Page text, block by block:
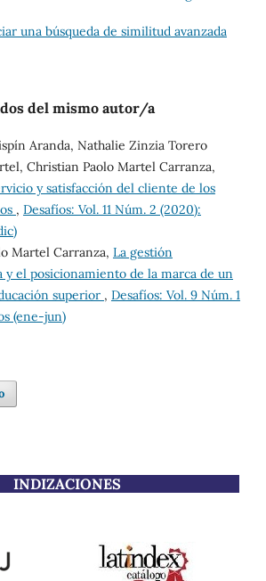
una búsqueda de similitud avanzada
del mismo autor/a
Aranda, Nathalie Zinzia Torero
Christian Paolo Martel Carranza,
y satisfacción del cliente de los
, Desafíos: Vol. 11 Núm. 2 (2020):
Martel Carranza, La gestión
y el posicionamiento de la marca de un
superior , Desafíos: Vol. 9 Núm. 1
(ene-jun)
INDIZACIONES